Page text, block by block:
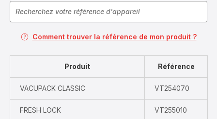
Comment trouver la référence de mon produit ?
Produit Référence
VACUPACK CLASSIC VT254070
FRESH LOCK VT255010